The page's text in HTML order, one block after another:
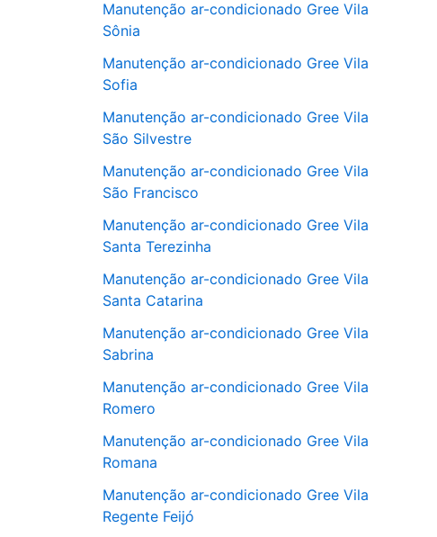
Manutenção ar-condicionado Gree Vila
Sônia
Manutenção ar-condicionado Gree Vila
Sofia
Manutenção ar-condicionado Gree Vila
São Silvestre
Manutenção ar-condicionado Gree Vila
São Francisco
Manutenção ar-condicionado Gree Vila
Santa Terezinha
Manutenção ar-condicionado Gree Vila
Santa Catarina
Manutenção ar-condicionado Gree Vila
Sabrina
Manutenção ar-condicionado Gree Vila
Romero
Manutenção ar-condicionado Gree Vila
Romana
Manutenção ar-condicionado Gree Vila
Regente Feijó